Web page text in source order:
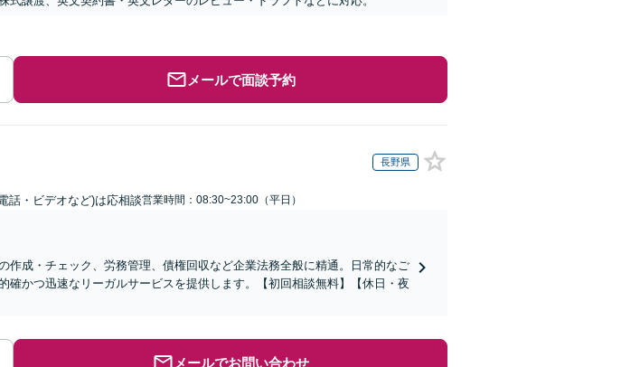
メールで面談予約
長野県
話・ビデオなど)は応相談営業時間：08:30~23:00（平日）
作成・チェック、労務管理、債権回収など企業法務全般に精通。日常的なご
確かつ迅速なリーガルサービスを提供します。【初回相談無料】【休日・夜
メールでお問い合わせ